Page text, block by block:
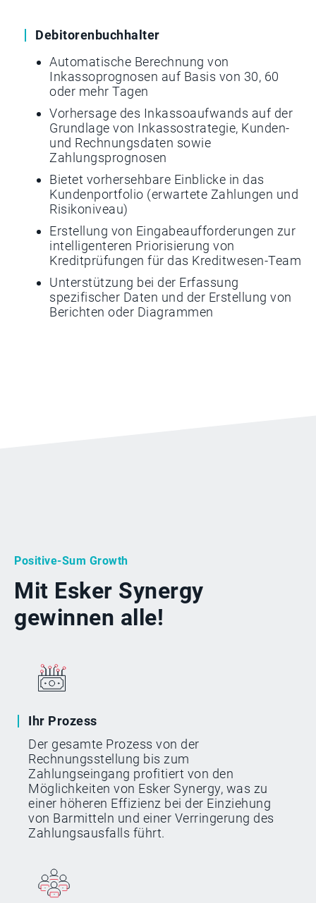
Debitorenbuchhalter
Automatische Berechnung von
Inkassoprognosen auf Basis von 30, 60
oder mehr Tagen
Vorhersage des Inkassoaufwands auf der
Grundlage von Inkassostrategie, Kunden-
und Rechnungsdaten sowie
Zahlungsprognosen
Bietet vorhersehbare Einblicke in das
Kundenportfolio (erwartete Zahlungen und
Risikoniveau)
Erstellung von Eingabeaufforderungen zur
intelligenteren Priorisierung von
Kreditprüfungen für das Kreditwesen-Team
Unterstützung bei der Erfassung
spezifischer Daten und der Erstellung von
Berichten oder Diagrammen
Positive-Sum Growth
Mit Esker Synergy
gewinnen alle!
Ihr Prozess
Der gesamte Prozess von der
Rechnungsstellung bis zum
Zahlungseingang profitiert von den
Möglichkeiten von Esker Synergy, was zu
einer höheren Effizienz bei der Einziehung
von Barmitteln und einer Verringerung des
Zahlungsausfalls führt.